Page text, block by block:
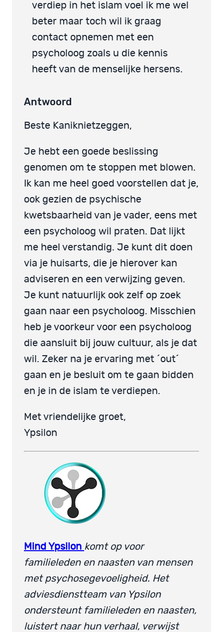
verdiep in het islam voel ik me wel
beter maar toch wil ik graag
contact opnemen met een
psycholoog zoals u die kennis
heeft van de menselijke hersens.
Antwoord
Beste Kaniknietzeggen,
Je hebt een goede beslissing
genomen om te stoppen met blowen.
Ik kan me heel goed voorstellen dat je,
ook gezien de psychische
kwetsbaarheid van je vader, eens met
een psycholoog wil praten. Dat lijkt
me heel verstandig. Je kunt dit doen
via je huisarts, die je hierover kan
adviseren en een verwijzing geven.
Je kunt natuurlijk ook zelf op zoek
gaan naar een psycholoog. Misschien
heb je voorkeur voor een psycholoog
die aansluit bij jouw cultuur, als je dat
wil. Zeker na je ervaring met ´out´
gaan en je besluit om te gaan bidden
en je in de islam te verdiepen.
Met vriendelijke groet,
Ypsilon
Mind Ypsilon komt op voor
familieleden en naasten van mensen
met psychosegevoeligheid. Het
adviesdienstteam van Ypsilon
ondersteunt familieleden en naasten,
luistert naar hun verhaal, verwijst